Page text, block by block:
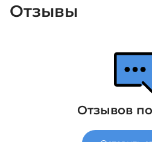
Отзывы
Отзывов